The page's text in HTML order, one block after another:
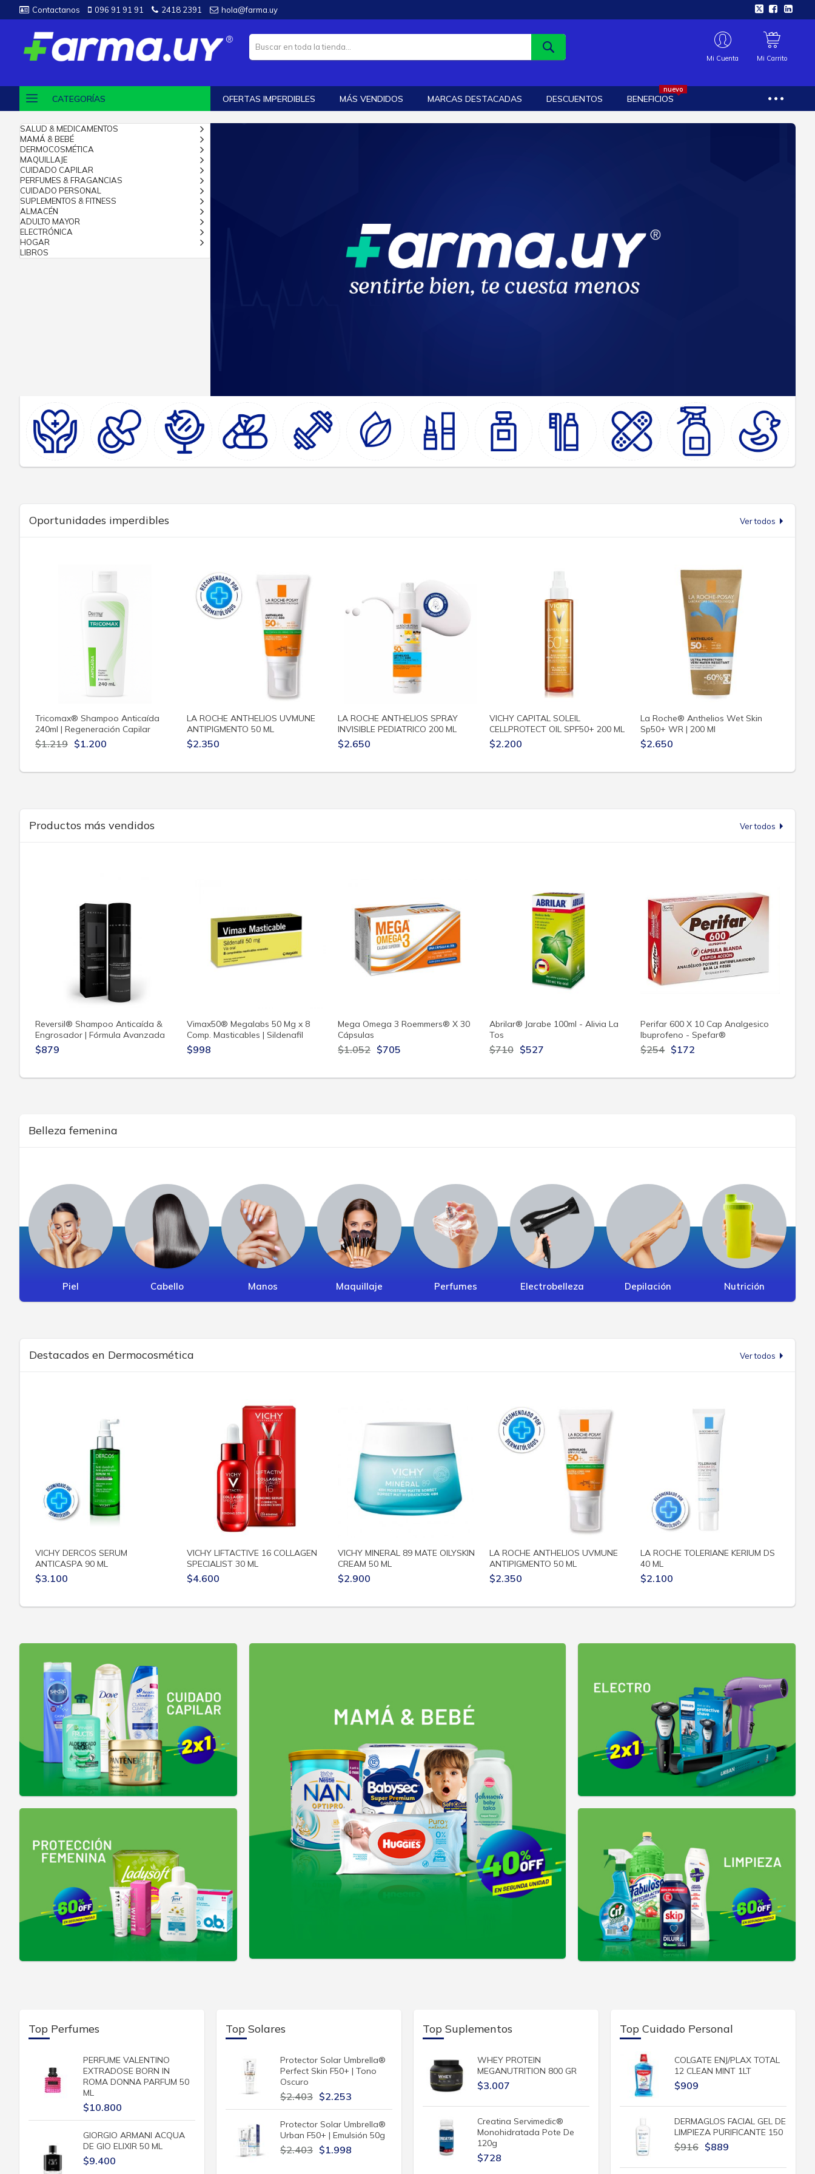
Contactanos 096 91 91 91 2418 2391 hola@farma.uy
Mi Cuenta Mi Carrito
CATEGORÍAS OFERTAS IMPERDIBLES MÁS VENDIDOS MARCAS DESTACADAS DESCUENTOS BENEFICIOS
nuevo
SALUD & MEDICAMENTOS
MAMÁ & BEBÉ
DERMOCOSMÉTICA
MAQUILLAJE
CUIDADO CAPILAR
PERFUMES & FRAGANCIAS
CUIDADO PERSONAL
SUPLEMENTOS & FITNESS
ALMACÉN
ADULTO MAYOR
ELECTRÓNICA
HOGAR
LIBROS
Oportunidades imperdibles Ver todos
Tricomax® Shampoo Anticaída
240ml | Regeneración Capilar
$1.200
$1.219
LA ROCHE ANTHELIOS UVMUNE
ANTIPIGMENTO 50 ML
$2.350
LA ROCHE ANTHELIOS SPRAY
INVISIBLE PEDIATRICO 200 ML
$2.650
VICHY CAPITAL SOLEIL
CELLPROTECT OIL SPF50+ 200 ML
$2.200
La Roche® Anthelios Wet Skin
Sp50+ WR | 200 Ml
$2.650
Productos más vendidos Ver todos
Reversil® Shampoo Anticaída &
Engrosador | Fórmula Avanzada
$879
Vimax50® Megalabs 50 Mg x 8
Comp. Masticables | Sildenafil
$998
Mega Omega 3 Roemmers® X 30
Cápsulas
$705
$1.052
Abrilar® Jarabe 100ml - Alivia La
Tos
$527
$710
Perifar 600 X 10 Cap Analgesico
Ibuprofeno - Spefar®
$172
$254
Belleza femenina
Piel Cabello Manos Maquillaje Perfumes Electrobelleza Depilación Nutrición
Destacados en Dermocosmética Ver todos
VICHY DERCOS SERUM
ANTICASPA 90 ML
$3.100
VICHY LIFTACTIVE 16 COLLAGEN
SPECIALIST 30 ML
$4.600
VICHY MINERAL 89 MATE OILYSKIN
CREAM 50 ML
$2.900
LA ROCHE ANTHELIOS UVMUNE
ANTIPIGMENTO 50 ML
$2.350
LA ROCHE TOLERIANE KERIUM DS
40 ML
$2.100
Top Perfumes
PERFUME VALENTINO
EXTRADOSE BORN IN
ROMA DONNA PARFUM 50
ML
$10.800
GIORGIO ARMANI ACQUA
DE GIO ELIXIR 50 ML
$9.400
Top Solares
Protector Solar Umbrella®
Perfect Skin F50+ | Tono
Oscuro
$2.253
$2.403
Protector Solar Umbrella®
Urban F50+ | Emulsión 50g
$1.998
$2.403
Top Suplementos
WHEY PROTEIN
MEGANUTRITION 800 GR
$3.007
Creatina Servimedic®
Monohidratada Pote De
120g
$728
Top Cuidado Personal
COLGATE ENJ/PLAX TOTAL
12 CLEAN MINT 1LT
$909
DERMAGLOS FACIAL GEL DE
LIMPIEZA PURIFICANTE 150
$889
$916